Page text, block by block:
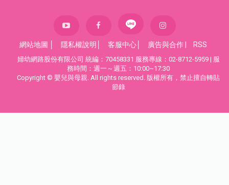
網站地圖 隱私權說明 客服中心 廣告與合作 RSS
婦幼網路股份有限公司 統編：70458331 服務專線：02-8712-5959 | 服
務時間：週一～週五：10:00~17:30
Copyright © 嬰兒與母親. All rights reserved. 版權所有，禁止擅自轉貼
節錄